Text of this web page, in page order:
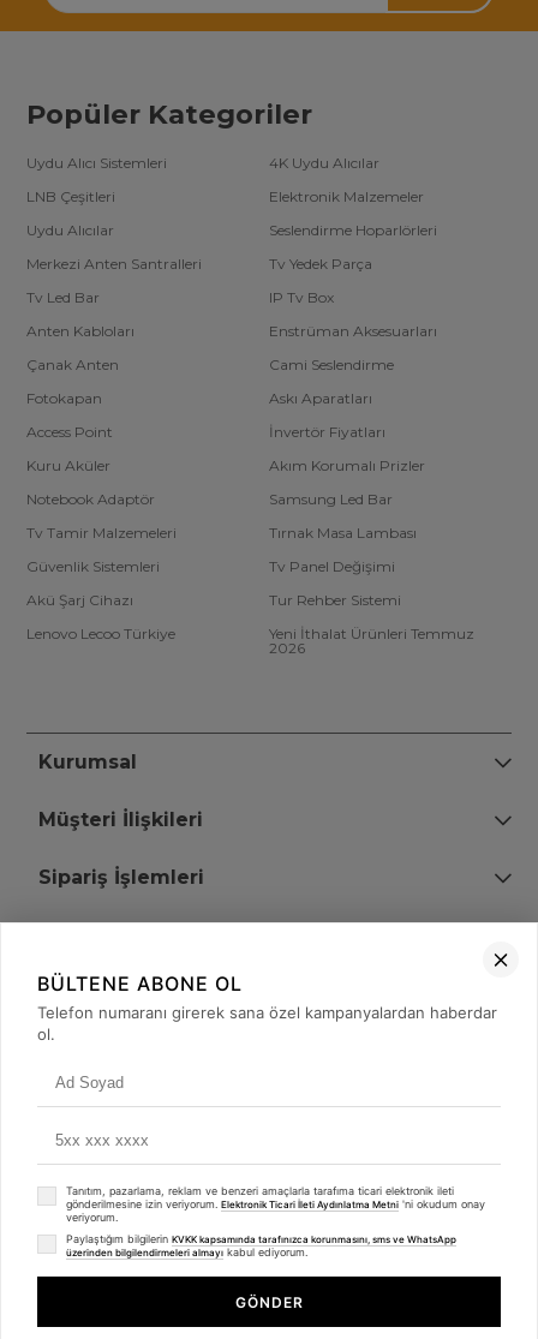
Popüler Kategoriler
Uydu Alıcı Sistemleri
4K Uydu Alıcılar
LNB Çeşitleri
Elektronik Malzemeler
Uydu Alıcılar
Seslendirme Hoparlörleri
Merkezi Anten Santralleri
Tv Yedek Parça
Tv Led Bar
IP Tv Box
Anten Kabloları
Enstrüman Aksesuarları
Çanak Anten
Cami Seslendirme
Fotokapan
Askı Aparatları
Access Point
İnvertör Fiyatları
Kuru Aküler
Akım Korumalı Prizler
Notebook Adaptör
Samsung Led Bar
Tv Tamir Malzemeleri
Tırnak Masa Lambası
Güvenlik Sistemleri
Tv Panel Değişimi
Akü Şarj Cihazı
Tur Rehber Sistemi
Lenovo Lecoo Türkiye
Yeni İthalat Ürünleri Temmuz
2026
Kurumsal
Müşteri İlişkileri
Sipariş İşlemleri
+90 (850) 473 08 08
© 2008 - 2026merterelektronik.com
- Tüm Hakları Saklıdır. Kredi kartı bilgileriniz 256bit SSL sertifikası ile
Whatsapp
BÜLTENE ABONE OL
Telefon numaranı girerek sana özel kampanyalardan haberdar
ol.
Tanıtım, pazarlama, reklam ve benzeri amaçlarla tarafıma ticari elektronik ileti
gönderilmesine izin veriyorum. Elektronik Ticari İleti Aydınlatma Metni 'ni okudum onay
veriyorum.
Paylaştığım bilgilerin KVKK kapsamında tarafınızca korunmasını, sms ve WhatsApp
üzerinden bilgilendirmeleri almayı kabul ediyorum.
GÖNDER